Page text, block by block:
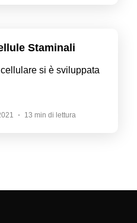
Staminali
si è sviluppata
13 min di lettura